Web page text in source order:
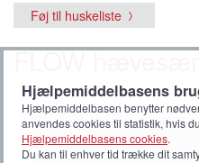
Føj til huskeliste
FLOW
Hjælpemiddelbasens
Hjælpemiddelbasen benytter
anvendes cookies til statistik, hvis
Hjælpemiddelbasens cookies.
Du kan til enhver tid trække dit